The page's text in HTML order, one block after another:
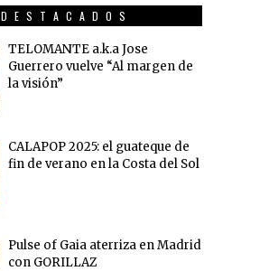
DESTACADOS
TELOMANTE a.k.a Jose
Guerrero vuelve “Al margen de
la visión”
CALAPOP 2025: el guateque de
fin de verano en la Costa del Sol
Pulse of Gaia aterriza en Madrid
con GORILLAZ